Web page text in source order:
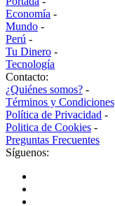
Economía -
Mundo -
Perú -
Tu Dinero -
Tecnología
Contacto:
¿Quiénes somos? -
Términos y Condiciones
Política de Privacidad -
Politica de Cookies -
Preguntas Frecuentes
Síguenos: